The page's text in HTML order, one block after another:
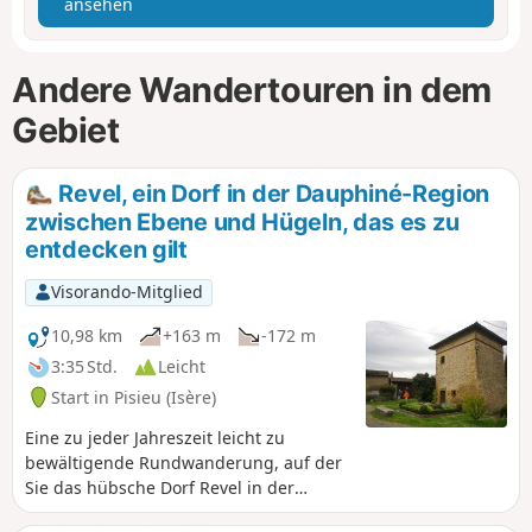
Andere Wandertouren in dem
Gebiet
Revel, ein Dorf in der Dauphiné-Region
zwischen Ebene und Hügeln, das es zu
entdecken gilt
Visorando-Mitglied
10,98 km
+163 m
-172 m
3:35 Std.
Leicht
Start in Pisieu (Isère)
Eine zu jeder Jahreszeit leicht zu
bewältigende Rundwanderung, auf der
Sie das hübsche Dorf Revel in der
Dauphiné-Region entdecken und